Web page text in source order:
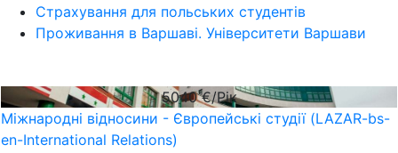
Страхування для польських студентів
Проживання в Варшаві. Університети Варшави
5040€/Рік
Міжнародні відносини - Європейські студії (LAZAR-bs-
en-International Relations)